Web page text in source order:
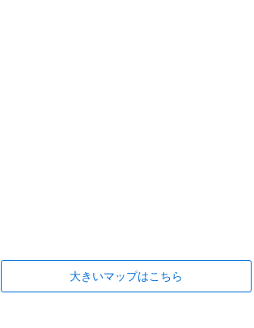
大きいマップはこちら